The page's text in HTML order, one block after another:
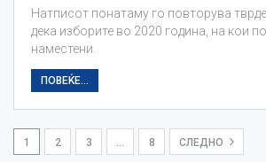
Натписот понатаму го повторува
дека изборите во 2020 година, на кои
наместени.
ПОВЕЌЕ...
1 2 3 8 СЛЕДНО